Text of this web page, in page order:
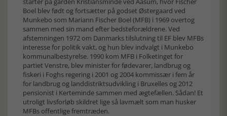
Boel blev født og fortsætter på godset Østergaard ved
Munkebo som Mariann Fischer Boel (MFB) i 1969 overtog
sammen med sin mand efter bedsteforældrene. Ved
afstemningen 1972 om Danmarks tilslutning til EF blev MFBs
interesse for politik vakt, og hun blev indvalgt i Munkebo
kommunalbestyrelse. 1990 kom MFB i Folketinget for
partiet Venstre, blev minister for fødevarer, landbrug og
fiskeri i Foghs regering i 2001 og 2004 kommissær i fem år
for landbrug og landdistriktsudvikling i Bruxelles og 2012
pensionist i Kerteminde sammen med ægtefællen. Sådan! Et
utroligt livsforløb skildret lige så lavmælt som man husker
MFBs offentlige fremtræden.